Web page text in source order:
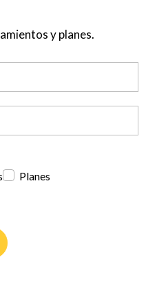
y planes.
Planes